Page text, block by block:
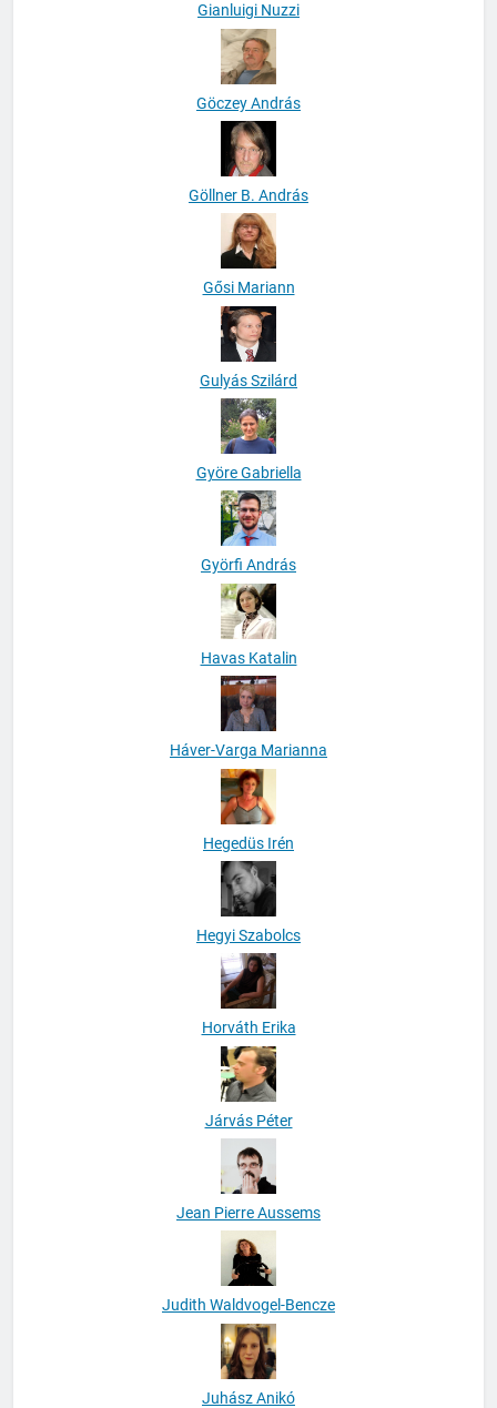
Gianluigi Nuzzi
Göczey András
Göllner B. András
Gősi Mariann
Gulyás Szilárd
Györe Gabriella
Györfi András
Havas Katalin
Háver-Varga Marianna
Hegedüs Irén
Hegyi Szabolcs
Horváth Erika
Járvás Péter
Jean Pierre Aussems
Judith Waldvogel-Bencze
Juhász Anikó